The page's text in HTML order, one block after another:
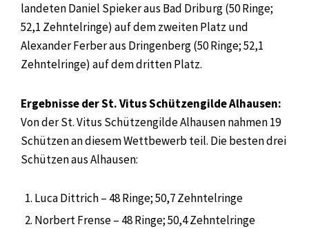
landeten Daniel Spieker aus Bad Driburg (50 Ringe;
52,1 Zehntelringe) auf dem zweiten Platz und
Alexander Ferber aus Dringenberg (50 Ringe; 52,1
Zehntelringe) auf dem dritten Platz.
Ergebnisse der St. Vitus Schützengilde Alhausen:
Von der St. Vitus Schützengilde Alhausen nahmen 19
Schützen an diesem Wettbewerb teil. Die besten drei
Schützen aus Alhausen:
Luca Dittrich – 48 Ringe; 50,7 Zehntelringe
Norbert Frense – 48 Ringe; 50,4 Zehntelringe